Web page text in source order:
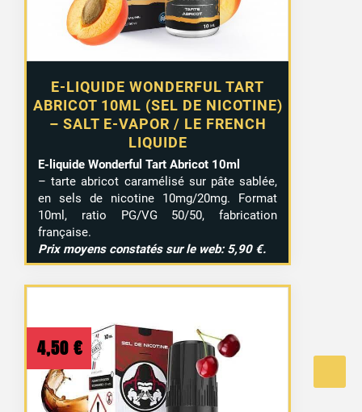
E-LIQUIDE WONDERFUL TART
ABRICOT 10ML (SEL DE NICOTINE)
– SALT E-VAPOR / LE FRENCH
LIQUIDE
E-liquide Wonderful Tart Abricot 10ml
– tarte abricot caramélisé sur pâte sablée,
en sels de nicotine 10mg/20mg. Format
10ml, ratio PG/VG 50/50, fabrication
française.
Prix moyens constatés sur le web: 5,90 €.
4,50 €